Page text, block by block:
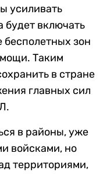
усиливать
включать
бесполетных зон
Таким
в стране
главных сил
в районы, уже
войсками, но
территориями,